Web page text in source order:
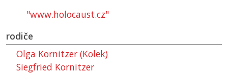
"www.holocaust.cz"
rodiče
Olga Kornitzer (Kolek)
Siegfried Kornitzer